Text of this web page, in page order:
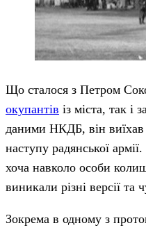
Що сталося з Петром
окупантів із міста, так і
даними НКДБ, він виїхав
наступу радянської
хоча навколо особи
виникали різні версії та
Зокрема в одному з